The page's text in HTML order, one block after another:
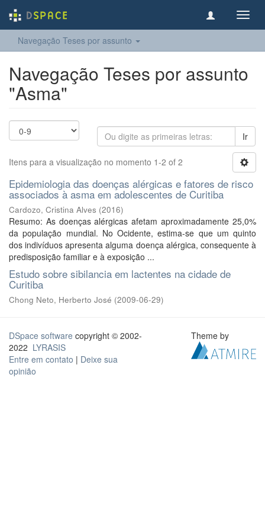
Navegação Teses por assunto
Navegação Teses por assunto
"Asma"
Ir
Itens para a visualização no momento 1-2 of 2
Epidemiologia das doenças alérgicas e fatores de risco
associados à asma em adolescentes de Curitiba
Cardozo, Cristina Alves (2016)
Resumo: As doenças alérgicas afetam aproximadamente 25,0%
da população mundial. No Ocidente, estima-se que um quinto
dos indivíduos apresenta alguma doença alérgica, consequente à
predisposição familiar e à exposição ...
Estudo sobre sibilancia em lactentes na cidade de
Curitiba
Chong Neto, Herberto José (2009-06-29)
DSpace software copyright © 2002-
2022 LYRASIS
Entre em contato | Deixe sua
opinião
Theme by